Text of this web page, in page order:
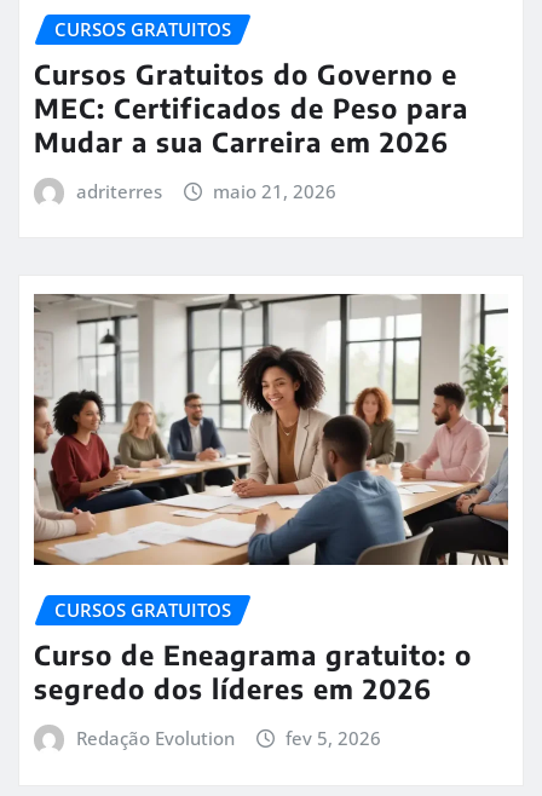
CURSOS GRATUITOS
Cursos Gratuitos do Governo e
MEC: Certificados de Peso para
Mudar a sua Carreira em 2026
adriterres maio 21, 2026
CURSOS GRATUITOS
Curso de Eneagrama gratuito: o
segredo dos líderes em 2026
Redação Evolution fev 5, 2026